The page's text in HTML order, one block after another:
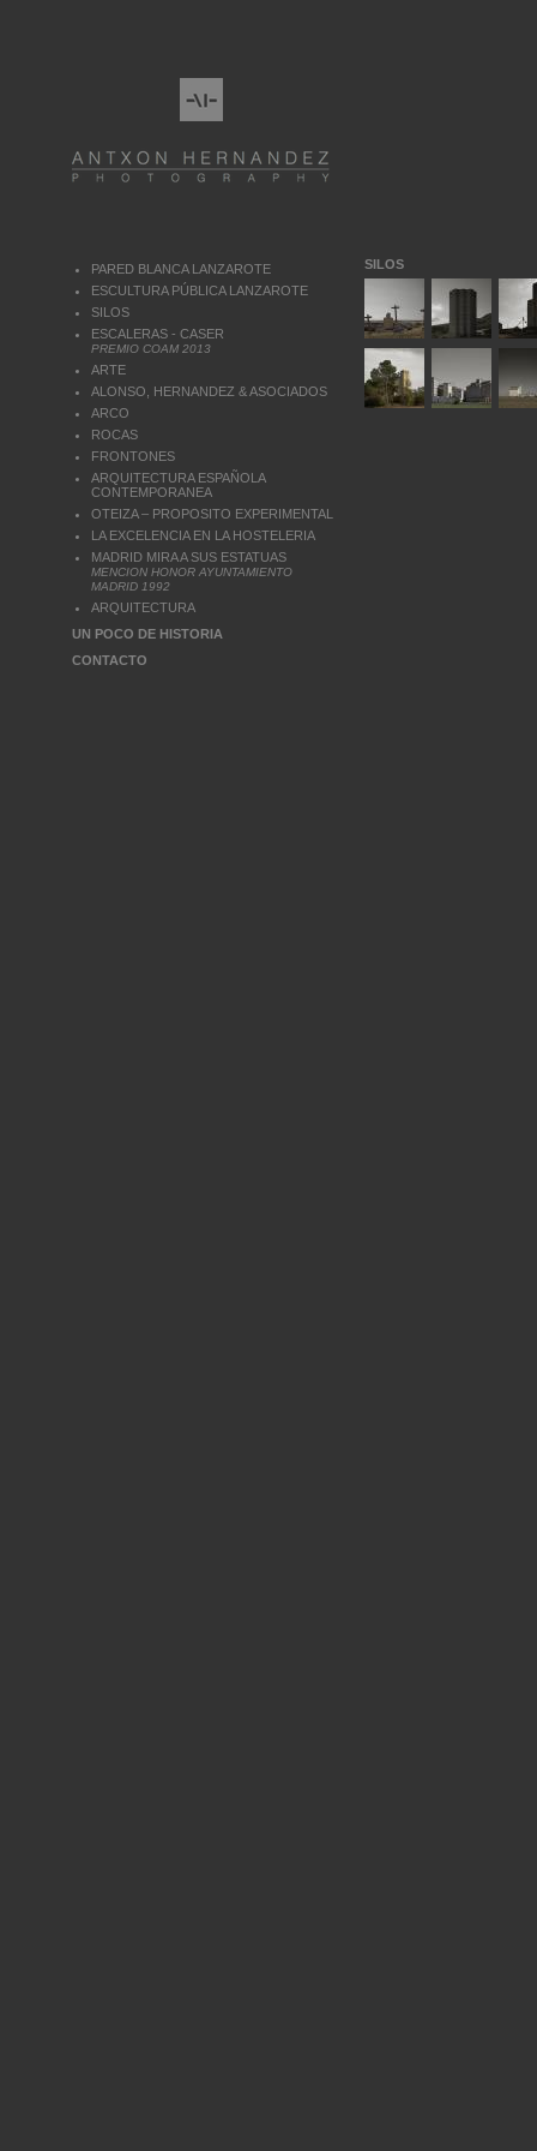
PARED BLANCA LANZAROTE
ESCULTURA PÚBLICA LANZAROTE
SILOS
ESCALERAS - CASER
PREMIO COAM 2013
ARTE
ALONSO, HERNANDEZ & ASOCIADOS
ARCO
ROCAS
FRONTONES
ARQUITECTURA ESPAÑOLA
CONTEMPORANEA
OTEIZA – PROPOSITO EXPERIMENTAL
LA EXCELENCIA EN LA HOSTELERIA
MADRID MIRA A SUS ESTATUAS
MENCION HONOR AYUNTAMIENTO
MADRID 1992
ARQUITECTURA
UN POCO DE HISTORIA
CONTACTO
SILOS